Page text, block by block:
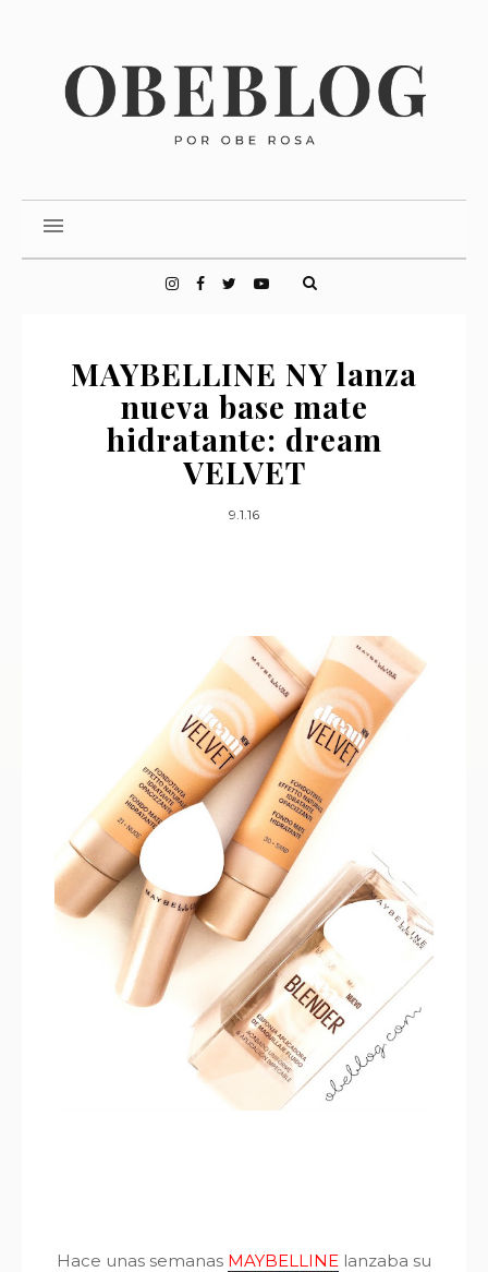
MAYBELLINE NY lanza
nueva base mate
hidratante: dream
VELVET
9.1.16
Hace unas semanas MAYBELLINE lanzaba su